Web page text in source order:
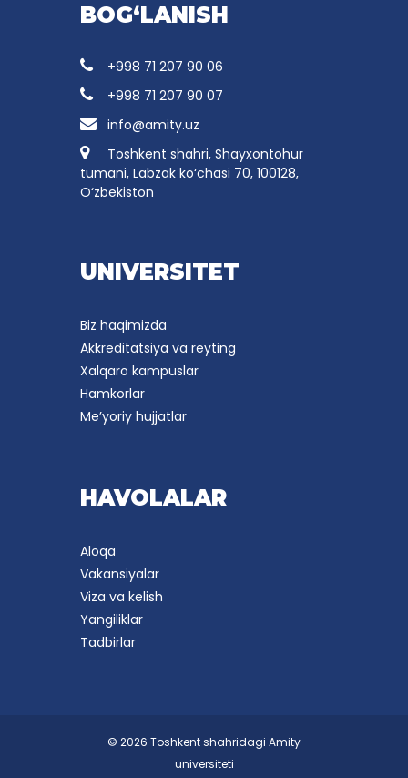
BOG‘LANISH
+998 71 207 90 06
+998 71 207 90 07
info@amity.uz
Toshkent shahri, Shayxontohur
tumani, Labzak ko‘chasi 70, 100128,
O‘zbekiston
UNIVERSITET
Biz haqimizda
Akkreditatsiya va reyting
Xalqaro kampuslar
Hamkorlar
Me’yoriy hujjatlar
HAVOLALAR
Aloqa
Vakansiyalar
Viza va kelish
Yangiliklar
Tadbirlar
© 2026 Toshkent shahridagi Amity
universiteti